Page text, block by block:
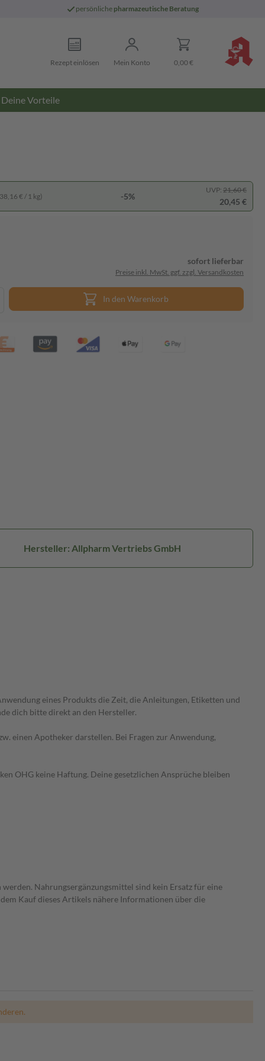
persönliche pharmazeutische Beratung
Rezept einlösen Mein Konto 0,00 €
Deine Vorteile
€ / 1 kg) -5%
UVP: 21,60 €
20,45 €
sofort lieferbar
Preise inkl. MwSt. ggf. zzgl. Versandkosten
In den Warenkorb
Hersteller: Allpharm Vertriebs GmbH
eines Produkts die Zeit, die Anleitungen, Etiketten und
dich bitte direkt an den Hersteller.
einen Apotheker darstellen. Bei Fragen zur Anwendung,
OHG keine Haftung. Deine gesetzlichen Ansprüche bleiben
Nahrungsergänzungsmittel sind kein Ersatz für eine
Kauf dieses Artikels nähere Informationen über die